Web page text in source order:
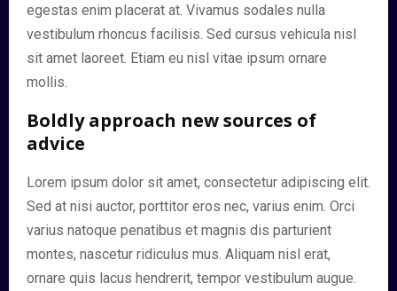
egestas enim placerat at. Vivamus sodales nulla
vestibulum rhoncus facilisis. Sed cursus vehicula nisl
sit amet laoreet. Etiam eu nisl vitae ipsum ornare
mollis.
Boldly approach new sources of
advice
Lorem ipsum dolor sit amet, consectetur adipiscing elit.
Sed at nisi auctor, porttitor eros nec, varius enim. Orci
varius natoque penatibus et magnis dis parturient
montes, nascetur ridiculus mus. Aliquam nisl erat,
ornare quis lacus hendrerit, tempor vestibulum augue.